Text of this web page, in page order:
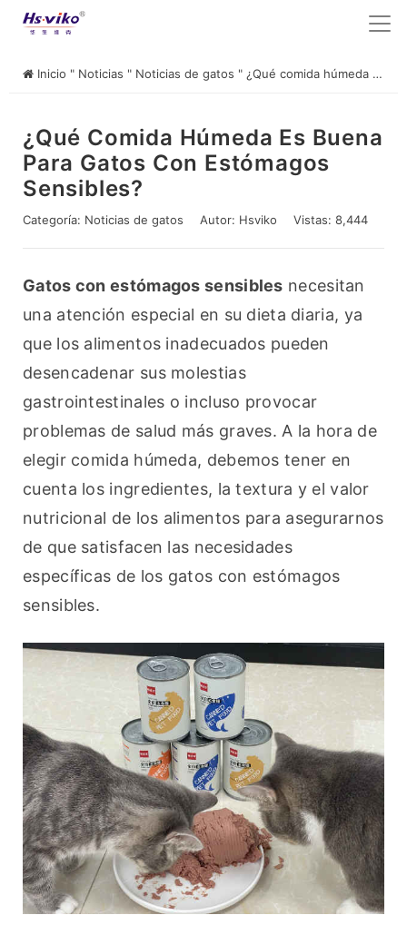
Inicio " Noticias " Noticias de gatos " ¿Qué comida húmeda es buena para gatos con estómagos sensibles?
¿Qué Comida Húmeda Es Buena
Para Gatos Con Estómagos
Sensibles?
Categoría: Noticias de gatos Autor: Hsviko Vistas: 8,444
Gatos con estómagos sensibles necesitan
una atención especial en su dieta diaria, ya
que los alimentos inadecuados pueden
desencadenar sus molestias
gastrointestinales o incluso provocar
problemas de salud más graves. A la hora de
elegir comida húmeda, debemos tener en
cuenta los ingredientes, la textura y el valor
nutricional de los alimentos para asegurarnos
de que satisfacen las necesidades
específicas de los gatos con estómagos
sensibles.